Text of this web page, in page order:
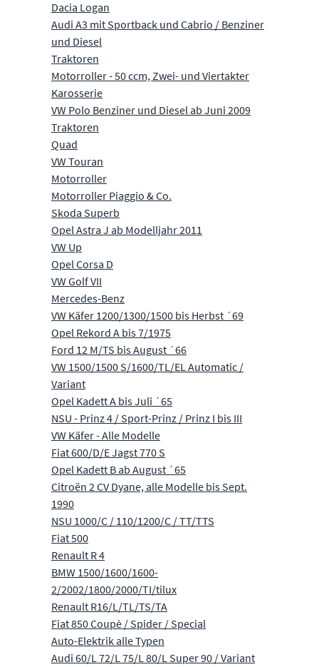
Dacia Logan
Audi A3 mit Sportback und Cabrio / Benziner
und Diesel
Traktoren
Motorroller - 50 ccm, Zwei- und Viertakter
Karosserie
VW Polo Benziner und Diesel ab Juni 2009
Traktoren
Quad
VW Touran
Motorroller
Motorroller Piaggio & Co.
Skoda Superb
Opel Astra J ab Modelljahr 2011
VW Up
Opel Corsa D
VW Golf VII
Mercedes-Benz
VW Käfer 1200/1300/1500 bis Herbst ´69
Opel Rekord A bis 7/1975
Ford 12 M/TS bis August ´66
VW 1500/1500 S/1600/TL/EL Automatic /
Variant
Opel Kadett A bis Juli ´65
NSU - Prinz 4 / Sport-Prinz / Prinz I bis III
VW Käfer - Alle Modelle
Fiat 600/D/E Jagst 770 S
Opel Kadett B ab August ´65
Citroën 2 CV Dyane, alle Modelle bis Sept.
1990
NSU 1000/C / 110/1200/C / TT/TTS
Fiat 500
Renault R 4
BMW 1500/1600/1600-
2/2002/1800/2000/TI/tilux
Renault R16/L/TL/TS/TA
Fiat 850 Coupè / Spider / Special
Auto-Elektrik alle Typen
Audi 60/L 72/L 75/L 80/L Super 90 / Variant